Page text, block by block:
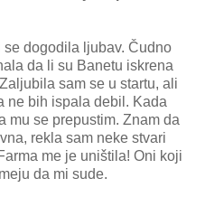
dogodila ljubav. Čudno
da li su Banetu iskrena
sam se u startu, ali
ne bih ispala debil. Kada
mu se prepustim. Znam da
rekla sam neke stvari
me je uništila! Oni koji
da mi sude.